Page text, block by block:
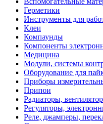
Герметики
Инструменты для
Клеи
Компаунды
Компоненты
Медицина
Модули, системы
Оборудование для
Приборы
Припои
Радиаторы,
Регуляторы,
Реле, джамперы,